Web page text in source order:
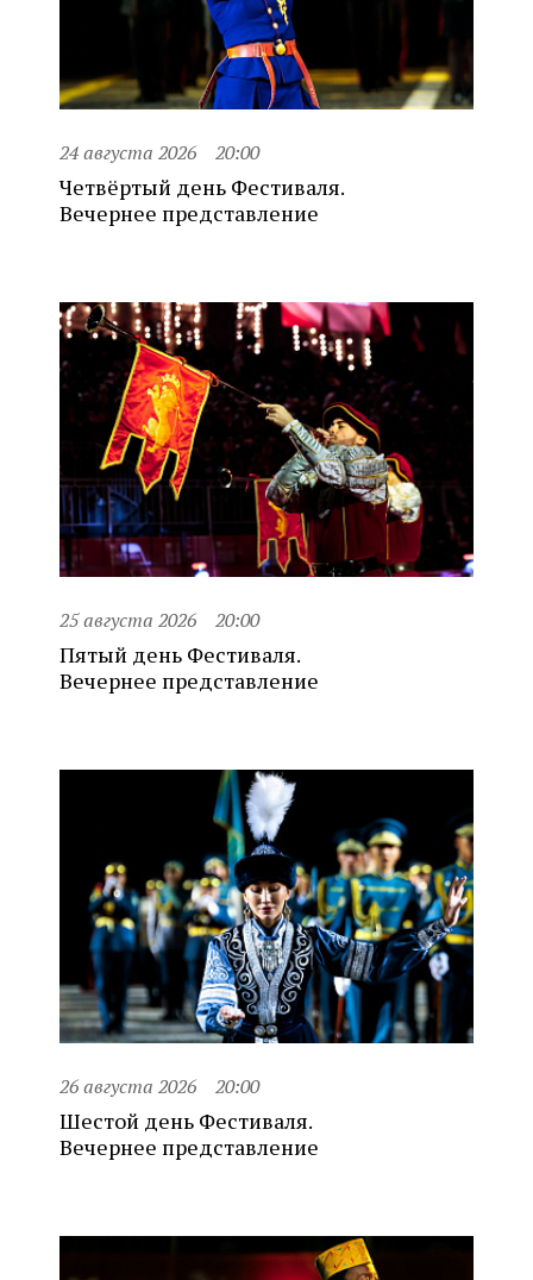
24 августа 2026 20:00
Четвёртый день Фестиваля.
Вечернее представление
25 августа 2026 20:00
Пятый день Фестиваля.
Вечернее представление
26 августа 2026 20:00
Шестой день Фестиваля.
Вечернее представление